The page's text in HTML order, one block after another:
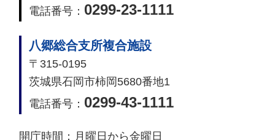
電話番号： 0299-23-1111
八郷総合支所複合施設
〒315-0195
茨城県石岡市柿岡5680番地1
電話番号： 0299-43-1111
開庁時間： 月曜日から金曜日